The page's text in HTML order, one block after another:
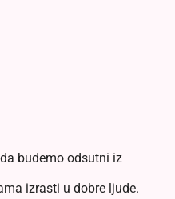
budemo odsutni iz
izrasti u dobre ljude.